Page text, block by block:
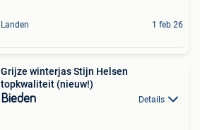
Landen 1 feb 26
Grijze winterjas Stijn Helsen
topkwaliteit (nieuw!)
Bieden Details